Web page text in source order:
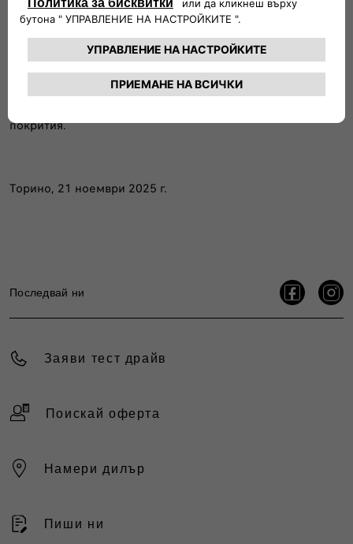
FIAT 500 Hybrid LA PRIMA: Върховният израз на
елегантност и ексклузивност
На върха на гамата е LA PRIMA, флагманското ниво на
оборудване, което съчетава неповторимия чар на 500 с
покрития.
Торино, 21 ноември 2025 г.
Последвай ни
Заяви тест драйв
Поискай оферта
Намери дилър
Пиши ни